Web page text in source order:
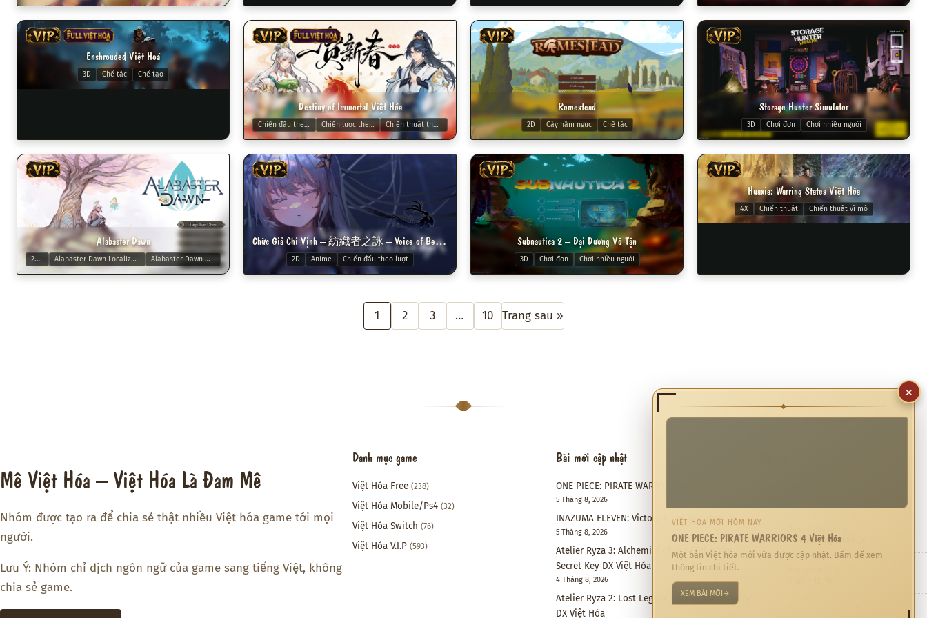
VIP FULL VIỆT HÓA
Enshrouded Việt Hoá
3D Chế tác Chế tạo
VIP FULL VIỆT HÓA
Destiny of Immortal Việt Hóa
Chiến đấu theo lượt Chiến lược theo lượt Chiến thuật theo lượt
VIP
Romestead
2D Cày hầm ngục Chế tác
VIP
Storage Hunter Simulator
3D Chơi đơn Chơi nhiều người
VIP
Alabaster Dawn
2.5D Alabaster Dawn Localization Alabaster Dawn Mods
VIP
Chức Giả Chi Vịnh – 紡織者之詠 – Voice of Belldona
2D Anime Chiến đấu theo lượt
VIP
Subnautica 2 – Đại Dương Vô Tận
3D Chơi đơn Chơi nhiều người
VIP
Huaxia: Warring States Việt Hóa
4X Chiến thuật Chiến thuật vĩ mô
1 2 3 … 10 Trang sau »
Mê Việt Hóa – Việt Hóa Là Đam Mê
Nhóm được tạo ra để chia sẻ thật nhiều Việt hóa game tới mọi
người.
Lưu Ý: Nhóm chỉ dịch ngôn ngữ của game sang tiếng Việt, không
chia sẻ game.
Danh mục game
Việt Hóa Free (238)
Việt Hóa Mobile/Ps4 (32)
Việt Hóa Switch (76)
Việt Hóa V.I.P (593)
Bài mới cập nhật
ONE PIECE: PIRATE WARRIORS 4 Việt Hóa
5 Tháng 8, 2026
INAZUMA ELEVEN: Victory Road Việt Hóa
5 Tháng 8, 2026
Atelier Ryza 3: Alchemist of the End & the
Secret Key DX Việt Hóa
4 Tháng 8, 2026
Atelier Ryza 2: Lost Legends & the Secret Fairy
DX Việt Hóa
❖ meviethoa@gmail.com
×
◆
VIỆT HÓA MỚI HÔM NAY
ONE PIECE: PIRATE WARRIORS 4 Việt Hóa
Một bản Việt hóa mới vừa được cập nhật. Bấm để xem
thông tin chi tiết.
XEM BÀI MỚI→